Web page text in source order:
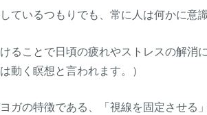
ているつもりでも、常に人は何かに意
ることで日頃の疲れやストレスの解消
動く瞑想と言われます。）
ガの特徴である、「視線を固定させる